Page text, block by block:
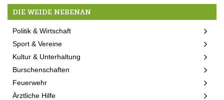
DIE WEIDE NEBENAN
Politik & Wirtschaft
Sport & Vereine
Kultur & Unterhaltung
Burschenschaften
Feuerwehr
Ärztliche Hilfe